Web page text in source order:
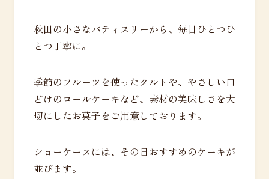
秋田の小さなパティスリーから、毎日ひとつひ
とつ丁寧に。
季節のフルーツを使ったタルトや、やさしい口
どけのロールケーキなど、素材の美味しさを大
切にしたお菓子をご用意しております。
ショーケースには、その日おすすめのケーキが
並びます。